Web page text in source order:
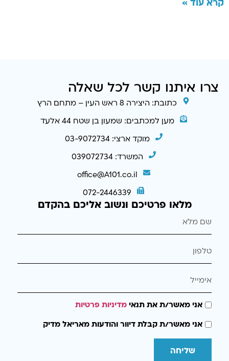
קרא עוד »
צרו איתנו קשר לכל שאלה
כתובת: היצירה 8 ראש העין – מתחם הרץ
מען למכתבים: שמעון בן שטח 44 אלעד
מוקד ארצי: 03-9072734
המשרד: 039072734
office@A101.co.il
072-2446339
מלאו פרטיכם ונשוב אליכם בהקדם
אני מאשר/ת את תנאימדיניות פרטיות
אני מאשר/ת קבלת דיוור והודעות מאריאל מדיק
שליחה